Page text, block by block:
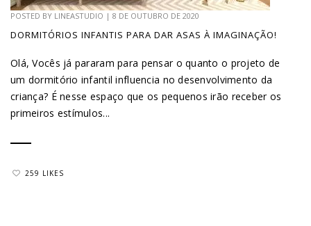
POSTED BY LINEASTUDIO | 8 DE OUTUBRO DE 2020
DORMITÓRIOS INFANTIS PARA DAR ASAS À IMAGINAÇÃO!
Olá, Vocês já pararam para pensar o quanto o projeto de
um dormitório infantil influencia no desenvolvimento da
criança? É nesse espaço que os pequenos irão receber os
primeiros estímulos...
259 LIKES